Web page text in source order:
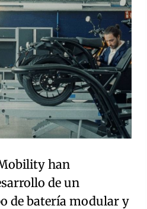
han
de un
de batería modular y